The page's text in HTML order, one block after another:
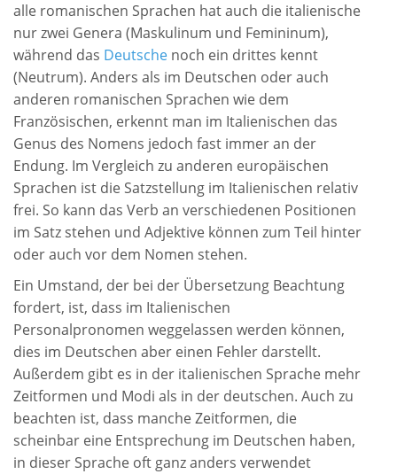
alle romanischen Sprachen hat auch die italienische
nur zwei Genera (Maskulinum und Femininum),
während das Deutsche noch ein drittes kennt
(Neutrum). Anders als im Deutschen oder auch
anderen romanischen Sprachen wie dem
Französischen, erkennt man im Italienischen das
Genus des Nomens jedoch fast immer an der
Endung. Im Vergleich zu anderen europäischen
Sprachen ist die Satzstellung im Italienischen relativ
frei. So kann das Verb an verschiedenen Positionen
im Satz stehen und Adjektive können zum Teil hinter
oder auch vor dem Nomen stehen.
Ein Umstand, der bei der Übersetzung Beachtung
fordert, ist, dass im Italienischen
Personalpronomen weggelassen werden können,
dies im Deutschen aber einen Fehler darstellt.
Außerdem gibt es in der italienischen Sprache mehr
Zeitformen und Modi als in der deutschen. Auch zu
beachten ist, dass manche Zeitformen, die
scheinbar eine Entsprechung im Deutschen haben,
in dieser Sprache oft ganz anders verwendet